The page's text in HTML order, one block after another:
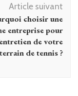
Article suivant
choisir une
entreprise pour
de votre
terrain de tennis ?